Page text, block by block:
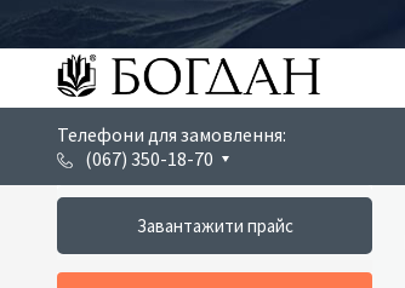
Телефони для замовлення:
(067) 350-18-70
Завантажити прайс